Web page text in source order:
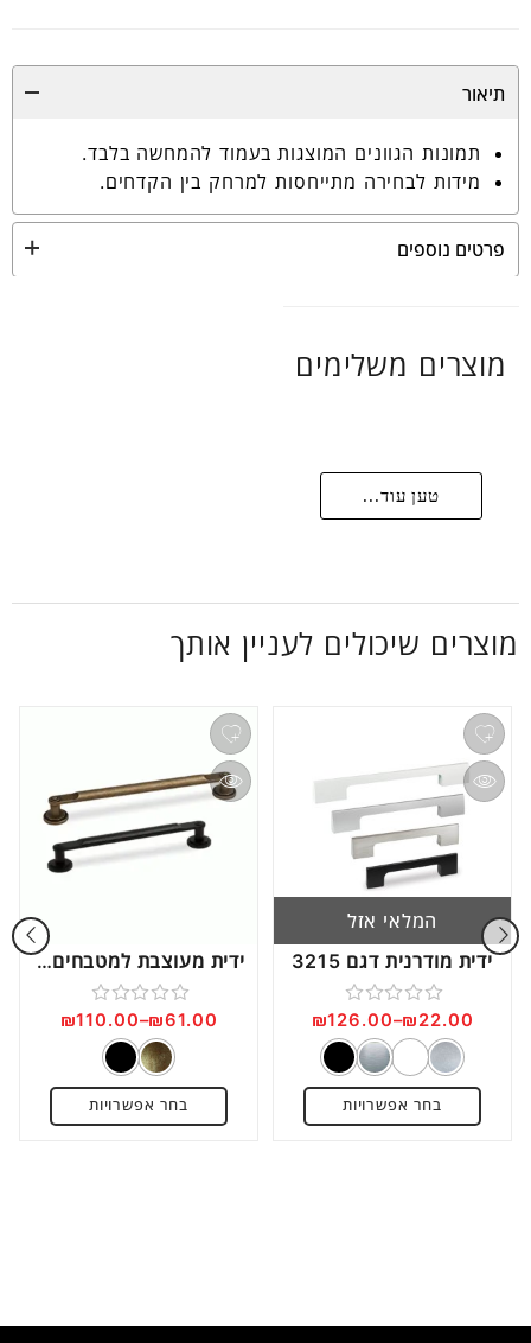
תיאור
תמונות הגוונים המוצגות בעמוד להמחשה בלבד.
מידות לבחירה מתייחסות למרחק בין הקדחים.
פרטים נוספים
מוצרים משלימים
טען עוד...
מוצרים שיכולים לעניין אותך
המלאי אזל
ידית מודרנית דגם 3215
דורג
0
מתוך
5
₪22.00
–
₪126.00
בחר אפשרויות
ידית מעוצבת למטבחים וריהוט, בעיצוב כפרי דגם C1202
דורג
מתוך
5
₪61.00
–
₪110.00
בחר אפשרויות